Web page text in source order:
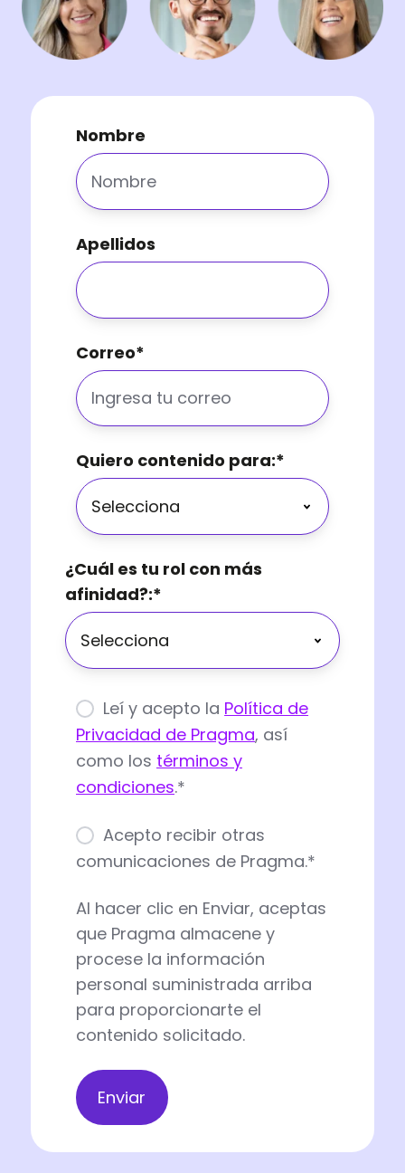
Nombre
Apellidos
Correo*
Quiero contenido para:*
¿Cuál es tu rol con más
afinidad?:*
Leí y acepto la Política de
Privacidad de Pragma, así
como los términos y
condiciones.*
Acepto recibir otras
comunicaciones de Pragma.*
Al hacer clic en Enviar, aceptas
que Pragma almacene y
procese la información
personal suministrada arriba
para proporcionarte el
contenido solicitado.